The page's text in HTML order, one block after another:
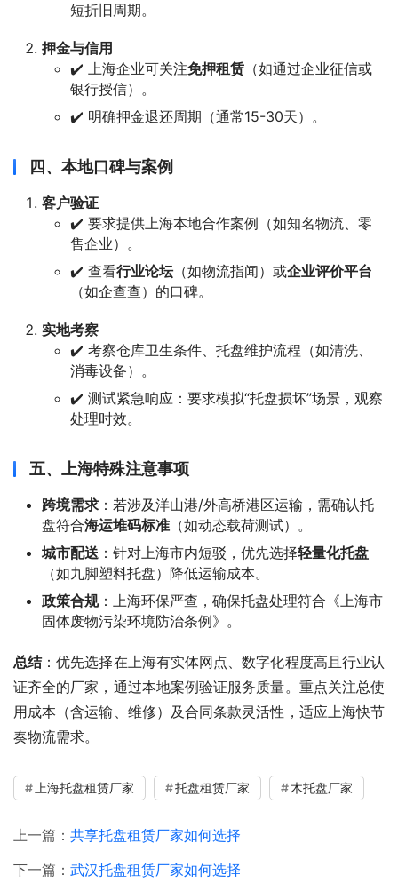
短折旧周期。
押金与信用
✔️ 上海企业可关注免押租赁 （如通过企业征信或
银行授信）。
✔️ 明确押金退还周期（通常15-30天）。
四、本地口碑与案例
客户验证
✔️ 要求提供上海本地合作案例（如知名物流、零
售企业）。
✔️ 查看行业论坛（如物流指闻）或企业评价平台
（如企查查）的口碑。
实地考察
✔️ 考察仓库卫生条件、托盘维护流程（如清洗、
消毒设备）。
✔️ 测试紧急响应：要求模拟“托盘损坏”场景，观察
处理时效。
五、上海特殊注意事项
跨境需求 ：若涉及洋山港/外高桥港区运输，需确认托
盘符合海运堆码标准 （如动态载荷测试）。
城市配送 ：针对上海市内短驳，优先选择轻量化托盘
（如九脚塑料托盘）降低运输成本。
政策合规：上海环保严查，确保托盘处理符合《上海市
固体废物污染环境防治条例》。
总结：优先选择在上海有实体网点、数字化程度高且行业认
证齐全的厂家，通过本地案例验证服务质量。重点关注总使
用成本（含运输、维修）及合同条款灵活性，适应上海快节
奏物流需求。
上海托盘租赁厂家 托盘租赁厂家 木托盘厂家
上一篇： 共享托盘租赁厂家如何选择
下一篇： 武汉托盘租赁厂家如何选择